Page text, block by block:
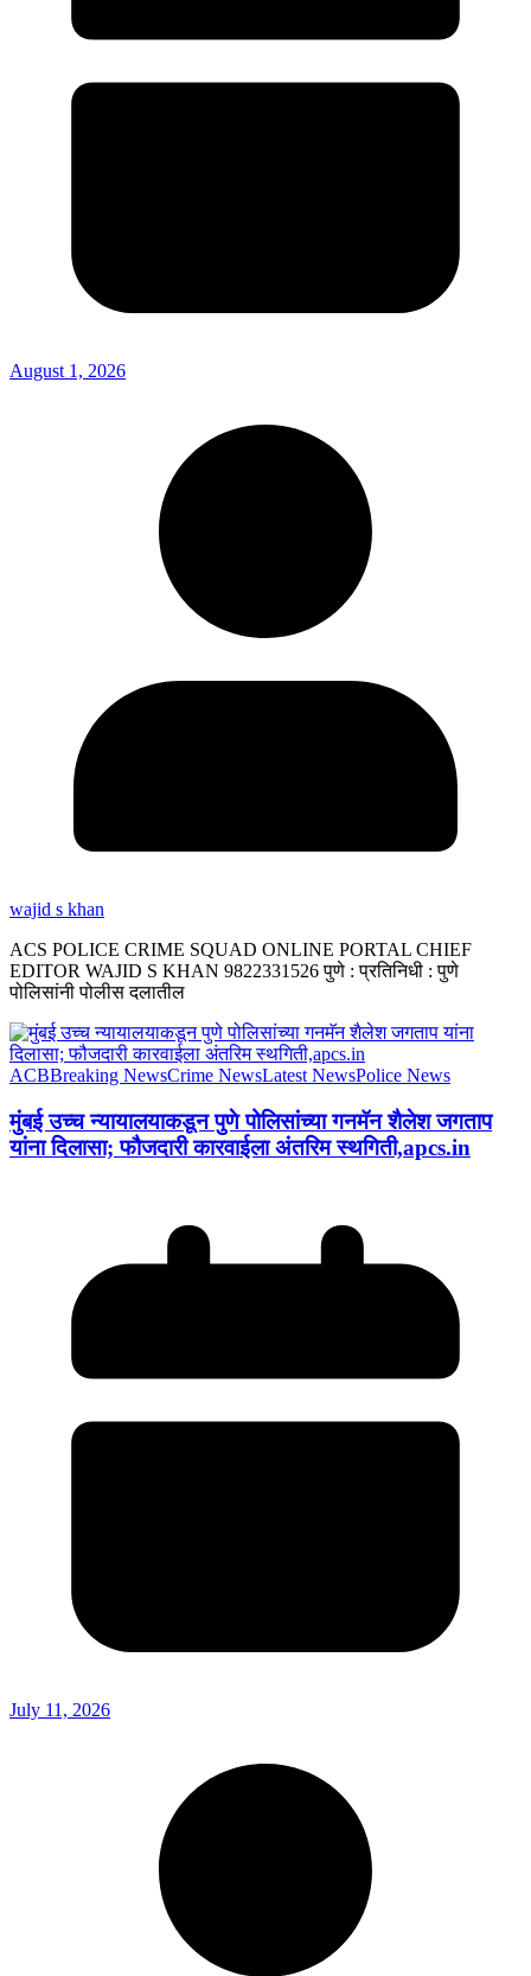
August 1, 2026
wajid s khan
ACS POLICE CRIME SQUAD ONLINE PORTAL CHIEF
EDITOR WAJID S KHAN 9822331526 पुणे : प्रतिनिधी : पुणे
पोलिसांनी पोलीस दलातील
ACBBreaking NewsCrime NewsLatest NewsPolice News
मुंबई उच्च न्यायालयाकडून पुणे पोलिसांच्या गनमॅन शैलेश जगताप
यांना दिलासा; फौजदारी कारवाईला अंतरिम स्थगिती,apcs.in
July 11, 2026